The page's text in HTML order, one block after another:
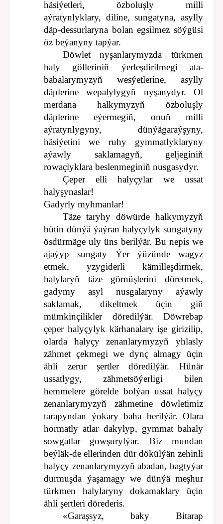
häsiýetleri, özboluşly milli
aýratynlyklary, diline, sungatyna, asylly
däp-dessurlaryna bolan egsilmez söýgüsi
öz beýanyny tapýar.
Döwlet nyşanlarymyzda türkmen
haly gölleriniň ýerleşdirilmegi ata-
babalarymyzyň wesýetlerine, asylly
däplerine wepalylygyň nyşanydyr. Ol
merdana halkymyzyň özboluşly
däplerine eýermegiň, onuň milli
aýratynlygyny, dünýägaraýşyny,
häsiýetini we ruhy gymmatlyklaryny
aýawly saklamagyň, geljeginiň
rowaçlyklara beslenmeginiň nusgasydyr.
Çeper elli halyçylar we ussat
halyşynaslar!
Gadyrly myhmanlar!
Täze taryhy döwürde halkymyzyň
bütin dünýä ýaýran halyçylyk sungatyny
ösdürmäge uly üns berilýär. Bu nepis we
ajaýyp sungaty Ýer ýüzünde wagyz
etmek, yzygiderli kämilleşdirmek,
halylaryň täze görnüşlerini döretmek,
gadymy asyl nusgalaryny aýawly
saklamak, dikeltmek üçin giň
mümkinçilikler döredilýär. Döwrebap
çeper halyçylyk kärhanalary işe girizilip,
olarda halyçy zenanlarymyzyň yhlasly
zähmet çekmegi we dynç almagy üçin
ähli zerur şertler döredilýär. Hünär
ussatlygy, zähmetsöýerligi bilen
hemmelere görelde bolýan ussat halyçy
zenanlarymyzyň zähmetine döwletimiz
tarapyndan ýokary baha berilýär. Olara
hormatly atlar dakylyp, gymmat bahaly
sowgatlar gowşurylýar. Biz mundan
beýläk-de ellerinden dür dökülýän zehinli
halyçy zenanlarymyzyň abadan, bagtyýar
durmuşda ýaşamagy we dünýä meşhur
türkmen halylaryny dokamaklary üçin
ähli şertleri dörederis.
«Garaşsyz, baky Bitarap